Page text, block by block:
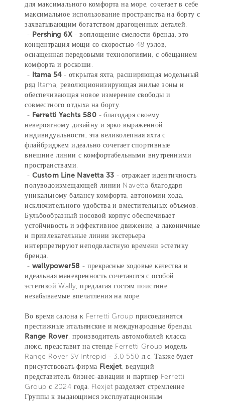
для максимального комфорта на море, сочетает в себе
максимальное использование пространства на борту с
захватывающим богатством драгоценных деталей.
- Pershing 6X- воплощение смелости бренда, это
концентрация мощи со скоростью 48 узлов,
оснащенная передовыми технологиями, с обещанием
комфорта и роскоши.
- Itama 54- открытая яхта, расширяющая модельный
ряд Itama, революционизирующая жилые зоны и
обеспечивающая новое измерение свободы и
совместного отдыха на борту.
- Ferretti Yachts 580 - благодаря своему
невероятному дизайну и ярко выраженной
индивидуальности, эта великолепная яхта с
флайбриджем идеально сочетает спортивные
внешние линии с комфортабельными внутренними
пространствами.
- Custom Line Navetta 33 - отражает идентичность
полуводоизмещающей линии Navetta благодаря
уникальному балансу комфорта, автономии хода,
исключительного удобства и вместительных объемов.
Бульбообразный носовой корпус обеспечивает
устойчивость и эффективное движение, а лаконичные
и привлекательные линии экстерьера
интерпретируют неподвластную времени эстетику
бренда.
- wallypower58 - прекрасные ходовые качества и
идеальная маневренность сочетаются с особой
эстетикой Wally, предлагая гостям поистине
незабываемые впечатления на море.
Во время салона к Ferretti Group присоединятся
престижные итальянские и международные бренды.
Range Rover, производитель автомобилей класса
люкс, представит на стенде Ferretti Group модель
Range Rover SV Intrepid - 3.0 550 л.с. Также будет
присутствовать фирма Flexjet, ведущий
представитель бизнес-авиации и партнер Ferretti
Group с 2024 года. Flexjet разделяет стремление
Группы к выдающимся эксплуатационным